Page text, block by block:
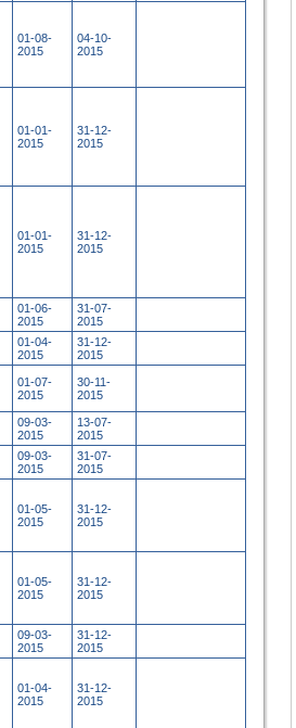
01-08-
2015
04-10-
2015
01-01-
2015
31-12-
2015
01-01-
2015
31-12-
2015
01-06-
2015
31-07-
2015
01-04-
2015
31-12-
2015
01-07-
2015
30-11-
2015
09-03-
2015
13-07-
2015
09-03-
2015
31-07-
2015
01-05-
2015
31-12-
2015
01-05-
2015
31-12-
2015
09-03-
2015
31-12-
2015
01-04-
2015
31-12-
2015